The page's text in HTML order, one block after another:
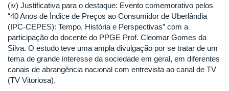
(iv) Justificativa para o destaque: Evento comemorativo pelos
“40 Anos de Índice de Preços ao Consumidor de Uberlândia
(IPC-CEPES): Tempo, História e Perspectivas” com a
participação do docente do PPGE Prof. Cleomar Gomes da
Silva. O estudo teve uma ampla divulgação por se tratar de um
tema de grande interesse da sociedade em geral, em diferentes
canais de abrangência nacional com entrevista ao canal de TV
(TV Vitoriosa).